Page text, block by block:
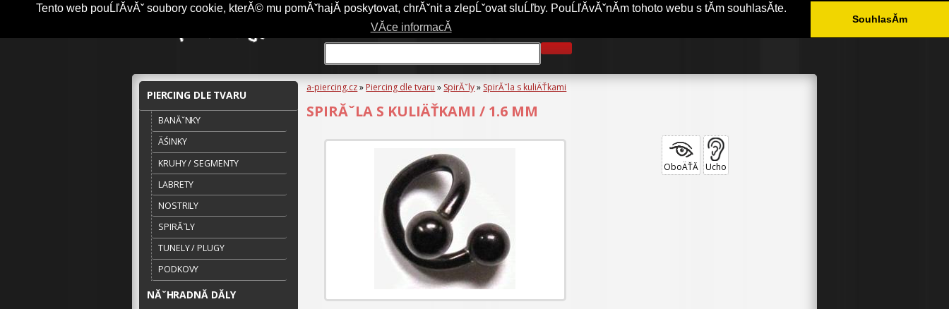
Tento web pouĹľĂ­vĂˇ soubory cookie, kterĂ© mu pomĂˇhajĂ­ poskytovat, chrĂˇnit a zlepĹˇovat sluĹľby. PouĹľĂ­vĂˇnĂ­m tohoto webu s tĂ­m souhlasĂ­te.
VĂ­ce informacĂ­
SouhlasĂ­m
a-piercing.cz» Piercing dle tvaru » SpirĂˇly» SpirĂˇla s kuliÄŤkami
SPIRĂˇLA S KULIÄŤKAMI / 1.6 MM
OboÄŤĂ­ Ucho
PIERCING DLE TVARU
BANĂˇNKY
ÄŚINKY
KRUHY / SEGMENTY
LABRETY
NOSTRILY
SPIRĂˇLY
TUNELY / PLUGY
PODKOVY
NĂˇHRADNĂ­ DĂ­LY
A-PIERCING.CZ OBCHODNĂ­ PODMĂ­NKY